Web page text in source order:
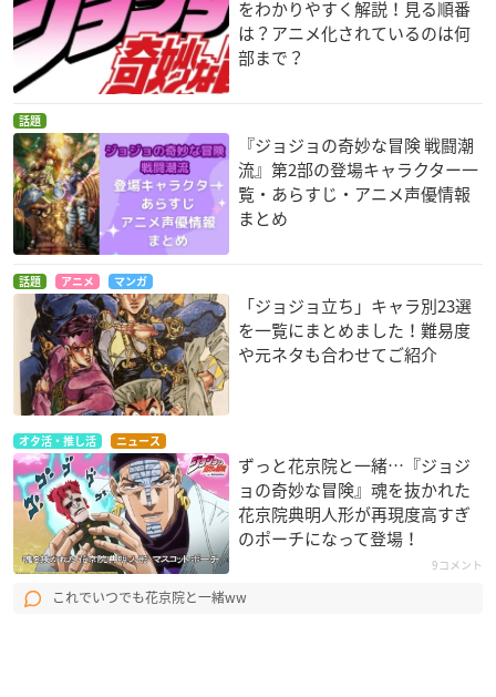
をわかりやすく解説！見る順番
は？アニメ化されているのは何
部まで？
話題
『ジョジョの奇妙な冒険 戦闘潮
流』第2部の登場キャラクター一
覧・あらすじ・アニメ声優情報
まとめ
話題 アニメ マンガ
「ジョジョ立ち」キャラ別23選
を一覧にまとめました！難易度
や元ネタも合わせてご紹介
オタ活・推し活 ニュース
ずっと花京院と一緒…『ジョジ
ョの奇妙な冒険』魂を抜かれた
花京院典明人形が再現度高すぎ
のポーチになって登場！
9コメント
これでいつでも花京院と一緒ww